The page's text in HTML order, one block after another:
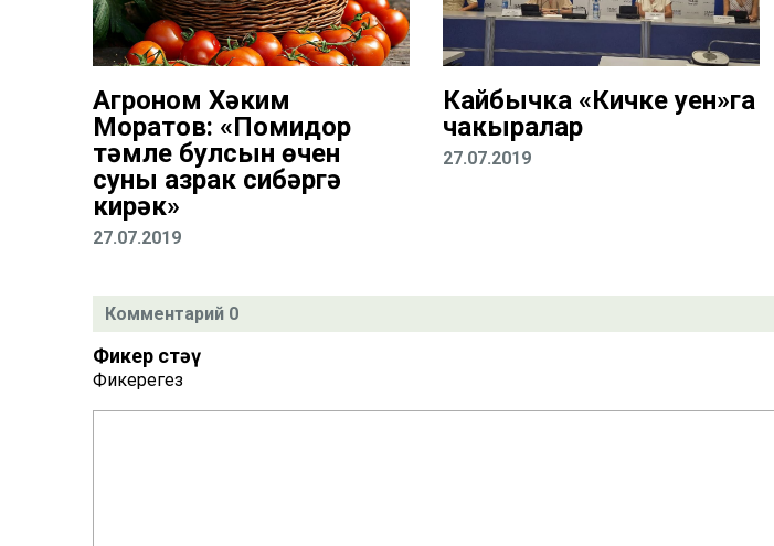
Агроном Хәким
Моратов: «Помидор
тәмле булсын өчен
суны азрак сибәргә
кирәк»
27.07.2019
Кайбычка «Кичке уен»га
чакыралар
27.07.2019
Комментарий 0
Фикер өстәү
Фикерегез